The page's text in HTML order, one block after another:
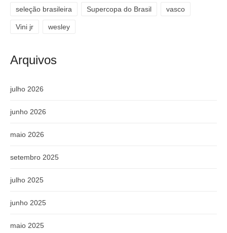
seleção brasileira Supercopa do Brasil vasco
Vini jr wesley
Arquivos
julho 2026
junho 2026
maio 2026
setembro 2025
julho 2025
junho 2025
maio 2025